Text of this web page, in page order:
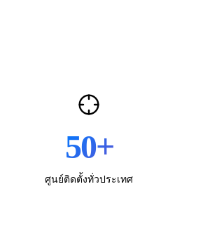
50+
ศูนย์ติดตั้งทั่วประเทศ